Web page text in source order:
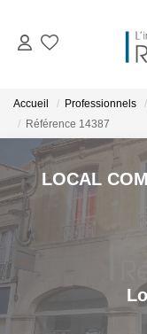
Accueil Professionnels
Référence 14387
LOCAL